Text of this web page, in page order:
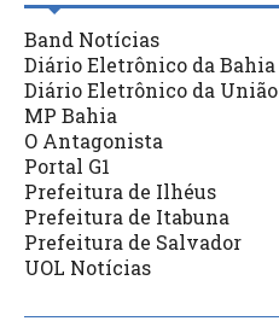
Band Notícias
Diário Eletrônico da Bahia
Diário Eletrônico da União
MP Bahia
O Antagonista
Portal G1
Prefeitura de Ilhéus
Prefeitura de Itabuna
Prefeitura de Salvador
UOL Notícias